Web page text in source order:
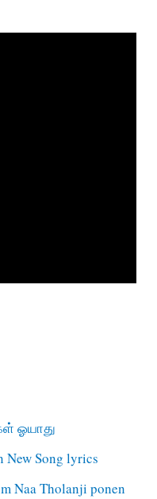
ஓயாது
New Song lyrics
Naa Tholanji ponen